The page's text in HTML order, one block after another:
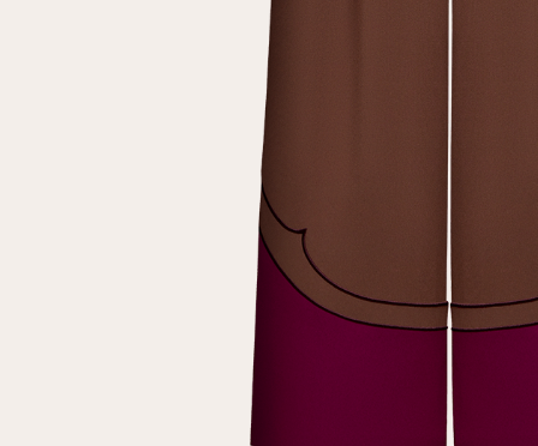
Нажимая на кнопку "Регистрация", вы соглашаетесь с
политики конфиденциальности
Зарегистрированный
клиент